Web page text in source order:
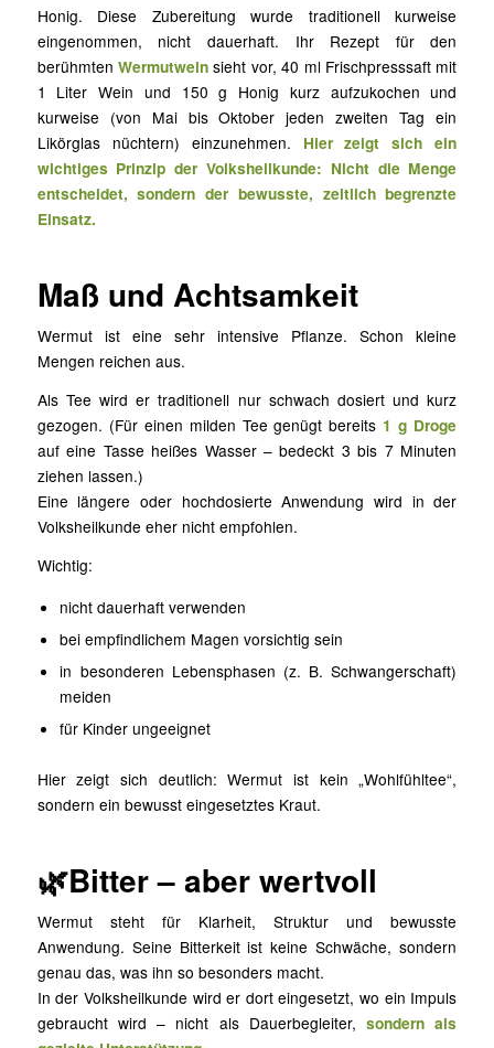
Honig. Diese Zubereitung wurde traditionell kurweise
eingenommen, nicht dauerhaft. Ihr Rezept für den
berühmten Wermutwein sieht vor, 40 ml Frischpresssaft mit
1 Liter Wein und 150 g Honig kurz aufzukochen und
kurweise (von Mai bis Oktober jeden zweiten Tag ein
Likörglas nüchtern) einzunehmen. Hier zeigt sich ein
wichtiges Prinzip der Volksheilkunde: Nicht die Menge
entscheidet, sondern der bewusste, zeitlich begrenzte
Einsatz.
Maß und Achtsamkeit
Wermut ist eine sehr intensive Pflanze. Schon kleine
Mengen reichen aus.
Als Tee wird er traditionell nur schwach dosiert und kurz
gezogen. (Für einen milden Tee genügt bereits 1 g Droge
auf eine Tasse heißes Wasser – bedeckt 3 bis 7 Minuten
ziehen lassen.)
Eine längere oder hochdosierte Anwendung wird in der
Volksheilkunde eher nicht empfohlen.
Wichtig:
nicht dauerhaft verwenden
bei empfindlichem Magen vorsichtig sein
in besonderen Lebensphasen (z. B. Schwangerschaft)
meiden
für Kinder ungeeignet
Hier zeigt sich deutlich: Wermut ist kein „Wohlfühltee“,
sondern ein bewusst eingesetztes Kraut.
🌿Bitter – aber wertvoll
Wermut steht für Klarheit, Struktur und bewusste
Anwendung. Seine Bitterkeit ist keine Schwäche, sondern
genau das, was ihn so besonders macht.
In der Volksheilkunde wird er dort eingesetzt, wo ein Impuls
gebraucht wird – nicht als Dauerbegleiter,sondern als